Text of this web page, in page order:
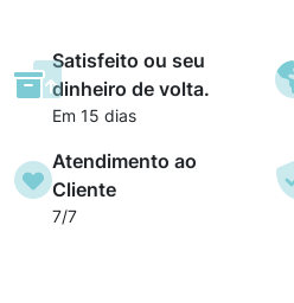
Satisfeito ou seu
dinheiro de volta.
Em 15 dias
Atendimento ao
Cliente
7/7